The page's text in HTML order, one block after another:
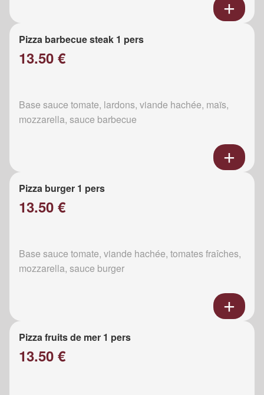
Pizza barbecue steak 1 pers
13.50 €
Base sauce tomate, lardons, viande hachée, maïs,
mozzarella, sauce barbecue
Pizza burger 1 pers
13.50 €
Base sauce tomate, viande hachée, tomates fraîches,
mozzarella, sauce burger
Pizza fruits de mer 1 pers
13.50 €